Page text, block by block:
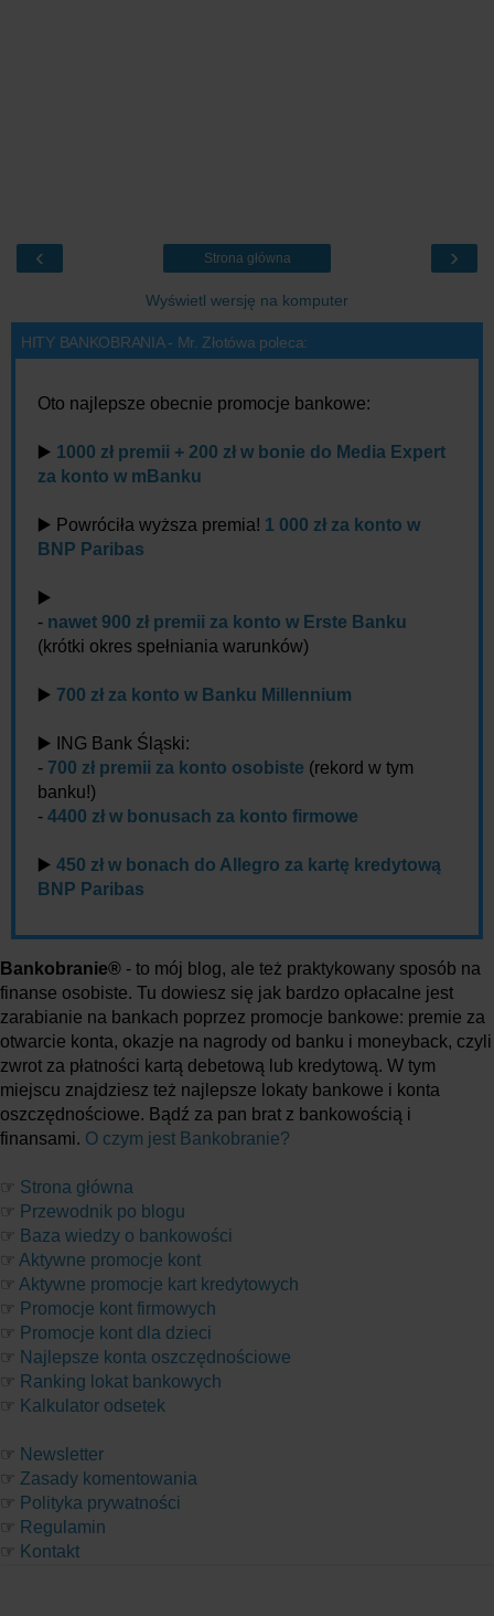
‹ ›
Strona główna
Wyświetl wersję na komputer
HITY BANKOBRANIA - Mr. Złotówa poleca:
Oto najlepsze obecnie promocje bankowe:
▶️ 1000 zł premii + 200 zł w bonie do Media Expert
za konto w mBanku
▶️ Powróciła wyższa premia! 1 000 zł za konto w
BNP Paribas
▶️
- nawet 900 zł premii za konto w Erste Banku
(krótki okres spełniania warunków)
▶️ 700 zł za konto w Banku Millennium
▶️ ING Bank Śląski:
- 700 zł premii za konto osobiste (rekord w tym
banku!)
- 4400 zł w bonusach za konto firmowe
▶️ 450 zł w bonach do Allegro za kartę kredytową
BNP Paribas
Bankobranie® - to mój blog, ale też praktykowany sposób na
finanse osobiste. Tu dowiesz się jak bardzo opłacalne jest
zarabianie na bankach poprzez promocje bankowe: premie za
otwarcie konta, okazje na nagrody od banku i moneyback, czyli
zwrot za płatności kartą debetową lub kredytową. W tym
miejscu znajdziesz też najlepsze lokaty bankowe i konta
oszczędnościowe. Bądź za pan brat z bankowością i
finansami. O czym jest Bankobranie?
☞ Strona główna
☞ Przewodnik po blogu
☞ Baza wiedzy o bankowości
☞ Aktywne promocje kont
☞ Aktywne promocje kart kredytowych
☞ Promocje kont firmowych
☞ Promocje kont dla dzieci
☞ Najlepsze konta oszczędnościowe
☞ Ranking lokat bankowych
☞ Kalkulator odsetek
☞ Newsletter
☞ Zasady komentowania
☞ Polityka prywatności
☞ Regulamin
☞ Kontakt